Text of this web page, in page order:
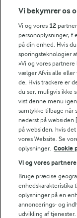
30 MIN
Brombærtoast
(3)
15 MIN
Krydret squash
(1)
Vi bekymrer os
Vi og vores 12
personoplysninger,
på din enhed. Hvis
sporingsteknologier
»Vi og vores
vælger Afvis alle
de. Hvis trackere er
du ser, muligvis ikke
vist denne menu
samtykke tilbage når
nederst på
på websiden, hvis
vores Website. Se
oplysninger. Cookie
Vi og vores
Bruge præcise
enhedskarakteristika
oplysninger på en
annoncerings- og
udvikling af tjenester.